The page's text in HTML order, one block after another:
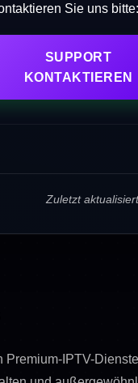
Sie uns bitte:
SUPPORT
KONTAKTIEREN
Zuletzt
Premium-IPTV-